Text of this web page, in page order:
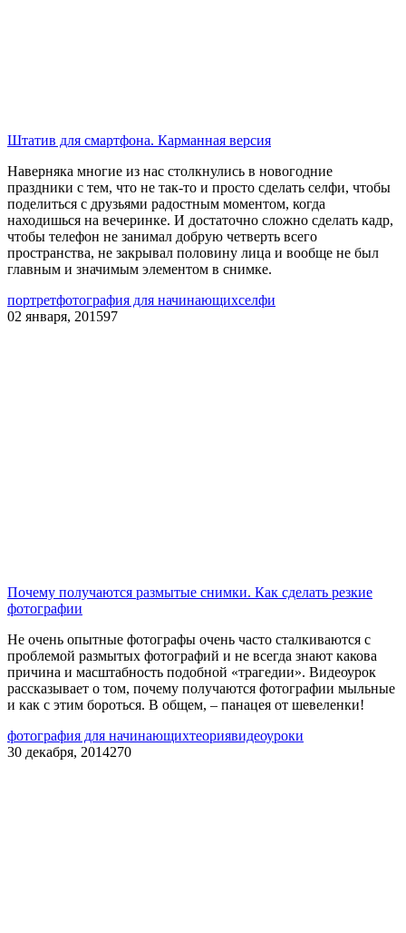
Штатив для смартфона. Карманная версия
Наверняка многие из нас столкнулись в новогодние
праздники с тем, что не так-то и просто сделать селфи, чтобы
поделиться с друзьями радостным моментом, когда
находишься на вечеринке. И достаточно сложно сделать кадр,
чтобы телефон не занимал добрую четверть всего
пространства, не закрывал половину лица и вообще не был
главным и значимым элементом в снимке.
портретфотография для начинающихселфи
02 января, 201597
Почему получаются размытые снимки. Как сделать резкие
фотографии
Не очень опытные фотографы очень часто сталкиваются с
проблемой размытых фотографий и не всегда знают какова
причина и масштабность подобной «трагедии». Видеоурок
рассказывает о том, почему получаются фотографии мыльные
и как с этим бороться. В общем, – панацея от шевеленки!
фотография для начинающихтеориявидеоуроки
30 декабря, 2014270